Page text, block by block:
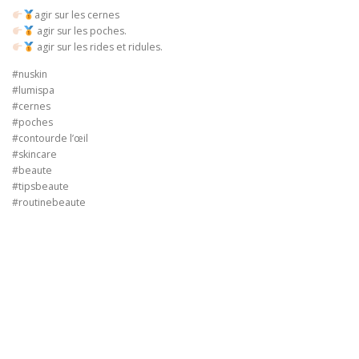
agir sur les cernes
agir sur les poches.
agir sur les rides et ridules.
#nuskin
#lumispa
#cernes
#poches
#contourde l’œil
#skincare
#beaute
#tipsbeaute
#routinebeaute